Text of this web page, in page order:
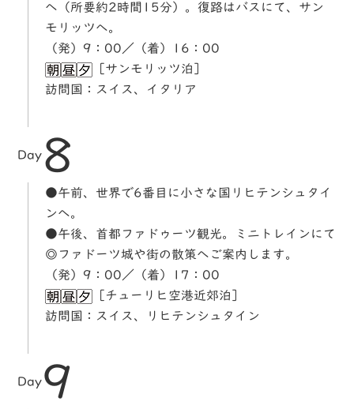
へ（所要約2時間15分）。復路はバスにて、サン
モリッツへ。
（発）9：00／（着）16：00
［サンモリッツ泊］
訪問国：スイス、イタリア
Day 8
●午前、世界で6番目に小さな国リヒテンシュタイ
ンへ。
●午後、首都ファドゥーツ観光。ミニトレインにて
◎ファドーツ城や街の散策へご案内します。
（発）9：00／（着）17：00
［チューリヒ空港近郊泊］
訪問国：スイス、リヒテンシュタイン
Day9